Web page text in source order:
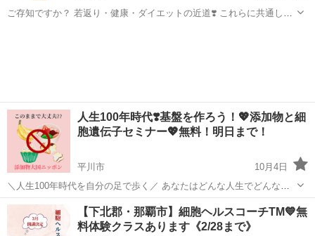
ご存知ですか？ 若返り・健康・ダイエットの近道❣️ これらに共通して
人生100年時代❣️基盤を作ろう！💖添加物と細
胞遺伝子セミナー💖無料！明日まで！
平川市
10月4日
＼人生100年時代を自分の足で歩く／ あなたはどんな人生でどんな気
持ちで人生を創りたい？ それには健康が大切！ そんなの分かってる
よ〜 って思いますよね🤗 みなさんはどんな対策をしているんでしょう
か...
青森 平川市 生活知識 講座
【下北郡・那覇市】細胞ヘルスコーチTM💙無
料体験クラスあります《2/28まで》